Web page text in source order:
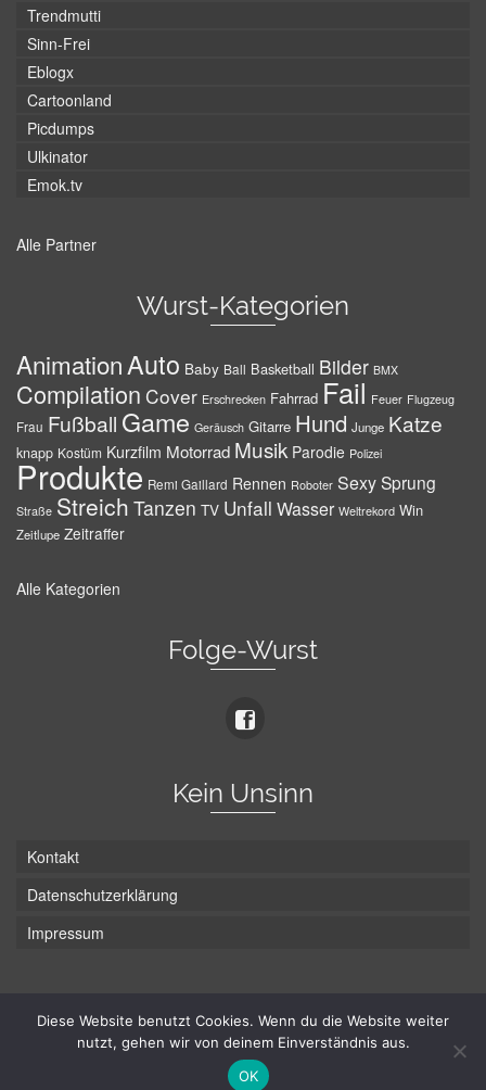
Trendmutti
Sinn-Frei
Eblogx
Cartoonland
Picdumps
Ulkinator
Emok.tv
Alle Partner
Wurst-Kategorien
AnimationAuto Baby Ball Basketball Bilder BMX
Compilation Cover Erschrecken Fahrrad Fail Feuer Flugzeug
Frau Fußball Game Geräusch Gitarre Hund Junge Katze
knapp Kostüm Kurzfilm Motorrad Musik Parodie Polizei
Produkte Remi Gaillard Rennen Roboter SexySprung
Straße Streich Tanzen TV Unfall Wasser Weltrekord Win
Zeitlupe Zeitraffer
Alle Kategorien
Folge-Wurst
Kein Unsinn
Kontakt
Datenschutzerklärung
Impressum
© Hans-Wurst.net - Gute Laune seit 2005
Diese Website benutzt Cookies. Wenn du die Website weiter
nutzt, gehen wir von deinem Einverständnis aus.
OK